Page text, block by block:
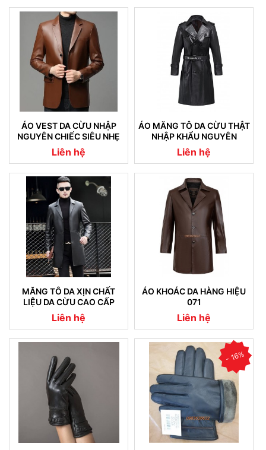
ÁO VEST DA CỪU NHẬP
NGUYÊN CHIẾC SIÊU NHẸ
08
Liên hệ
ÁO MĂNG TÔ DA CỪU THẬT
NHẬP KHẨU NGUYÊN
CHIẾC CAM KẾT KHÔNG NỔ
DA (04)
Liên hệ
MĂNG TÔ DA XỊN CHẤT
LIỆU DA CỪU CAO CẤP
NHẬP KHẨU (07)
Liên hệ
ÁO KHOÁC DA HÀNG HIỆU
071
Liên hệ
- 16%